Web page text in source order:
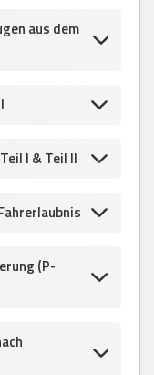
aus dem
I & Teil II
(P-